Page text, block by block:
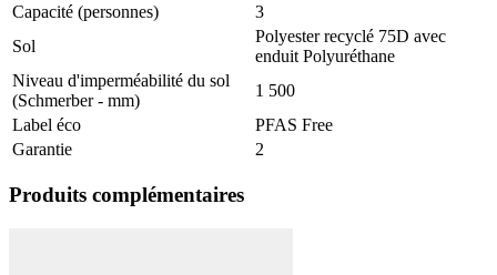
Capacité (personnes)
3
Sol
Polyester recyclé 75D avec
enduit Polyuréthane
Niveau d'imperméabilité du sol
(Schmerber - mm)
1 500
Label éco
PFAS Free
Garantie
2
Produits complémentaires